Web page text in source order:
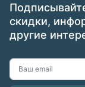
скидки,
другие